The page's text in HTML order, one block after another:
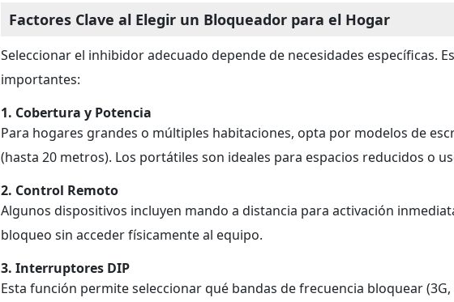
Factores Clave al Elegir un Bloqueador para el Hogar
Seleccionar el inhibidor adecuado depende de necesidades específicas.
importantes:
1. Cobertura y Potencia
Para hogares grandes o múltiples habitaciones, opta por modelos de
(hasta 20 metros). Los portátiles son ideales para espacios reducidos o
2. Control Remoto
Algunos dispositivos incluyen mando a distancia para activación
bloqueo sin acceder físicamente al equipo.
3. Interruptores DIP
Esta función permite seleccionar qué bandas de frecuencia bloquear